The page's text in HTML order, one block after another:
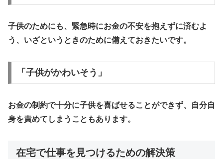
子供のためにも、緊急時にお金の不安を抱えずに済むよ
う、いざというときのために備えておきたいです。
「子供がかわいそう」
お金の制約で十分に子供を喜ばせることができず、自分自
身を責めてしまうこともあります。
在宅で仕事を見つけるための解決策